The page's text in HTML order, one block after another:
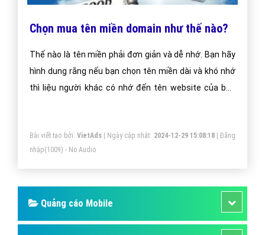
Chọn mua tên miền domain như thế nào?
Thế nào là tên miền phải đơn giản và dễ nhớ. Bạn hãy
hình dung rằng nếu bạn chọn tên miền dài và khó nhớ
thì liệu người khác có nhớ đến tên website của bạn
Bài viết tạo bởi: VietAds| Ngày cập nhật: 2024-12-29 15:08:18|Đăng
nhập(1009) - No Audio
Quảng cáo Mobile